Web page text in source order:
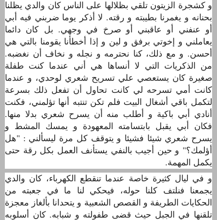
و كشجرة الزيتون تلقي بظلالها على الناس كان والدي يظلنا
بحنانه و يغمرنا بطيبته و رقته. لا أذكر يوما ضربني فيه أبي
أو عنفني أو عاقبني أو صرخ في وجهي. بل كان دائما
يعاملني و إخوتي برفق و لين و إذا أخطأنا يقومنا بالتي هي
أحسن. و مع ذلك، كنا نحترمه و نجله و نخاف أن نغضبه.
من الذكريات التي لا أنساها هي أني عندما كنت طفلة
صغيرة كان يستعصي علي تسريح شعري لوحدي، و عندما
كانت أمي تسرحه لي كانت تحاول أن تفعل ذلك بسرعة
لتكمل باقي أشغال البيت فلم تكن تنتبه أنها تؤلمني، فكنت
أنادي أبي باكية و أطلب منه أن يسرح شعري بدلا منها.
فكان أبي يقبل بابتسامته المعهودة و يمسك المشط و
يسرح شعري شيئا فشيئا و يتوقف كل مرة ليسألني : "هل
أؤلمك؟" و حين أجيب بالنفي يستأنف العمل بكل رقة حتى
يكمل المهمة.
و في ليال كثيرة خاصة عندما تنقطع الكهرباء، كان والدي
يجمعنا فنلتف كلنا حوله، فيحكي لنا ما في جعبته من
الحكايات الطريفة و القصص الشعبية و يتحدانا بألغاز معجزة
تلقنها في الجبل حيث قضى طفولته و شبابه. كان أسلوبه